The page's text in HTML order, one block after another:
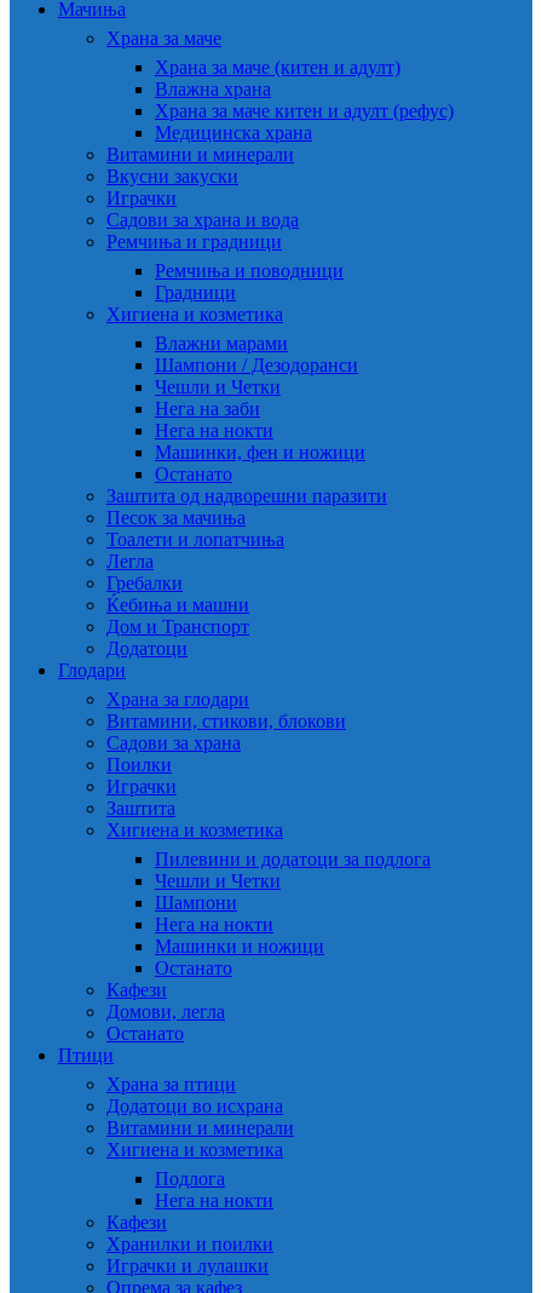
Мачиња
Храна за маче
Храна за маче (китен и адулт)
Влажна храна
Храна за маче китен и адулт (рефус)
Медицинска храна
Витамини и минерали
Вкусни закуски
Играчки
Садови за храна и вода
Ремчиња и градници
Ремчиња и поводници
Градници
Хигиена и козметика
Влажни марами
Шампони / Дезодоранси
Чешли и Четки
Нега на заби
Нега на нокти
Машинки, фен и ножици
Останато
Заштита од надворешни паразити
Песок за мачиња
Тоалети и лопатчиња
Легла
Гребалки
Ќебиња и машни
Дом и Транспорт
Додатоци
Глодари
Храна за глодари
Витамини, стикови, блокови
Садови за храна
Поилки
Играчки
Заштита
Хигиена и козметика
Пилевини и додатоци за подлога
Чешли и Четки
Шампони
Нега на нокти
Машинки и ножици
Останато
Кафези
Домови, легла
Останато
Птици
Храна за птици
Додатоци во исхрана
Витамини и минерали
Хигиена и козметика
Подлога
Нега на нокти
Кафези
Хранилки и поилки
Играчки и лулашки
Опрема за кафез